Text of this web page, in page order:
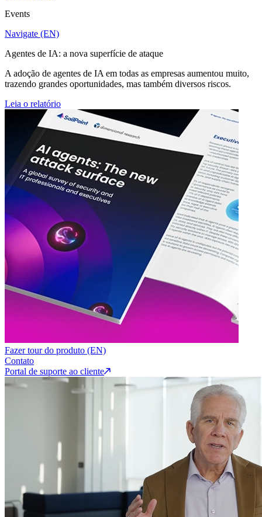
Events
Navigate (EN)
Agentes de IA: a nova superfície de ataque
A adoção de agentes de IA em todas as empresas aumentou muito,
trazendo grandes oportunidades, mas também diversos riscos.
Leia o relatório
Fazer tour do produto (EN)
Contato
Portal de suporte ao cliente